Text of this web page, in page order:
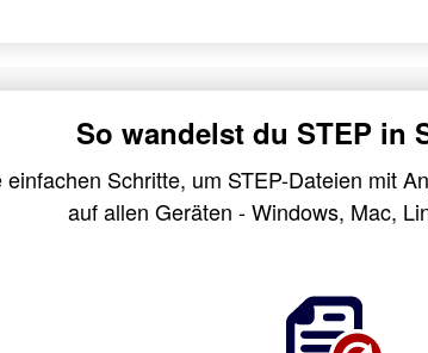
So wandelst du STEP in
einfachen Schritte, um STEP-Dateien mit
auf allen Geräten - Windows, Mac,